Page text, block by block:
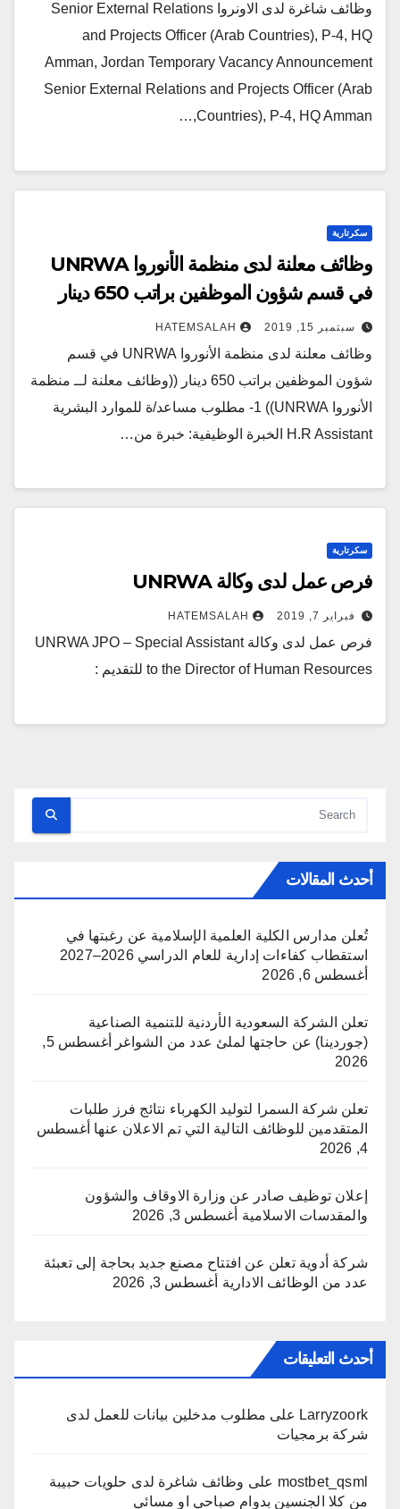
وظائف شاغرة لدى الاونروا Senior External Relations
and Projects Officer (Arab Countries), P-4, HQ
Amman, Jordan Temporary Vacancy Announcement
Senior External Relations and Projects Officer (Arab
Countries), P-4, HQ Amman,…
سكرتارية
وظائف معلنة لدى منظمة الأنوروا UNRWA
في قسم شؤون الموظفين براتب 650 دينار
سبتمبر 15, 2019 HATEMSALAH
وظائف معلنة لدى منظمة الأنوروا UNRWA في قسم
شؤون الموظفين براتب 650 دينار ((وظائف معلنة لــ منظمة
الأنوروا UNRWA)) 1- مطلوب مساعد/ة للموارد البشرية
H.R Assistant الخبرة الوظيفية: خبرة من…
سكرتارية
فرص عمل لدى وكالة UNRWA
فبراير 7, 2019 HATEMSALAH
فرص عمل لدى وكالة UNRWA JPO – Special Assistant
to the Director of Human Resources للتقديم :
أحدث المقالات
تُعلن مدارس الكلية العلمية الإسلامية عن رغبتها في
استقطاب كفاءات إدارية للعام الدراسي 2026–2027
أغسطس 6, 2026
تعلن الشركة السعودية الأردنية للتنمية الصناعية
(جوردينا) عن حاجتها لملئ عدد من الشواغر
أغسطس 5,
2026
تعلن شركة السمرا لتوليد الكهرباء نتائج فرز طلبات
المتقدمين للوظائف التالية التي تم الاعلان عنها أغسطس
4, 2026
إعلان توظيف صادر عن وزارة الاوقاف والشؤون
والمقدسات الاسلامية أغسطس 3, 2026
شركة أدوية تعلن عن افتتاح مصنع جديد بحاجة إلى تعبئة
عدد من الوظائف الادارية أغسطس 3, 2026
أحدث التعليقات
Larryzoork على مطلوب مدخلين بيانات للعمل لدى
شركة برمجيات
mostbet_qsml على وظائف شاغرة لدى حلويات حبيبة
من كلا الجنسين بدوام صباحي او مسائي